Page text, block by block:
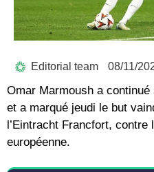
Editorial team 08/11/
Omar Marmoush a
et a marqué jeudi le but
l’Eintracht Francfort, contre
européenne.